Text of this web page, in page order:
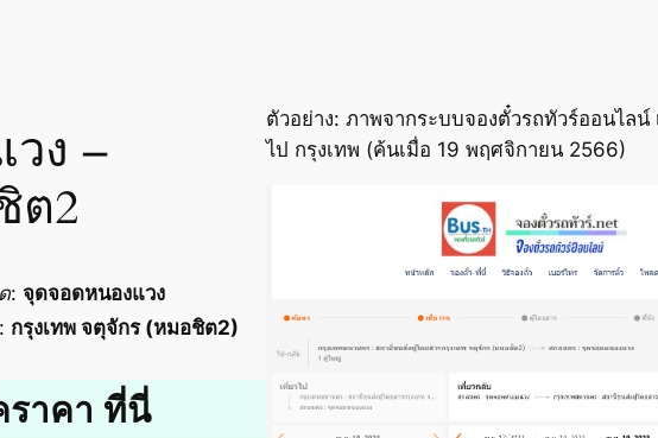
ง –
ต2
: จุดจอดหนองแวง
: กรุงเทพ จตุจักร (หมอชิต2)
ราคา ที่นี่
ตัวอย่าง: ภาพจากระบบจองตั๋วรถทัวร์ออนไลน์
ไป กรุงเทพ (ค้นเมื่อ 19 พฤศจิกายน 2566)